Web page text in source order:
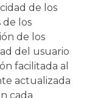
de los
de los
de los
del usuario
facilitada al
actualizada
cada